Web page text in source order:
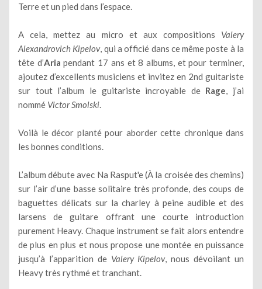
Terre et un pied dans l’espace.
A cela, mettez au micro et aux compositions Valery
Alexandrovich Kipelov, qui a officié dans ce même poste à la
tête d’Aria pendant 17 ans et 8 albums, et pour terminer,
ajoutez d’excellents musiciens et invitez en 2nd guitariste
sur tout l’album le guitariste incroyable de Rage, j’ai
nommé Victor Smolski.
Voilà le décor planté pour aborder cette chronique dans
les bonnes conditions.
L’album débute avec Na Rasput'e (À la croisée des chemins)
sur l’air d’une basse solitaire très profonde, des coups de
baguettes délicats sur la charley à peine audible et des
larsens de guitare offrant une courte introduction
purement Heavy. Chaque instrument se fait alors entendre
de plus en plus et nous propose une montée en puissance
jusqu’à l’apparition de Valery Kipelov, nous dévoilant un
Heavy très rythmé et tranchant.